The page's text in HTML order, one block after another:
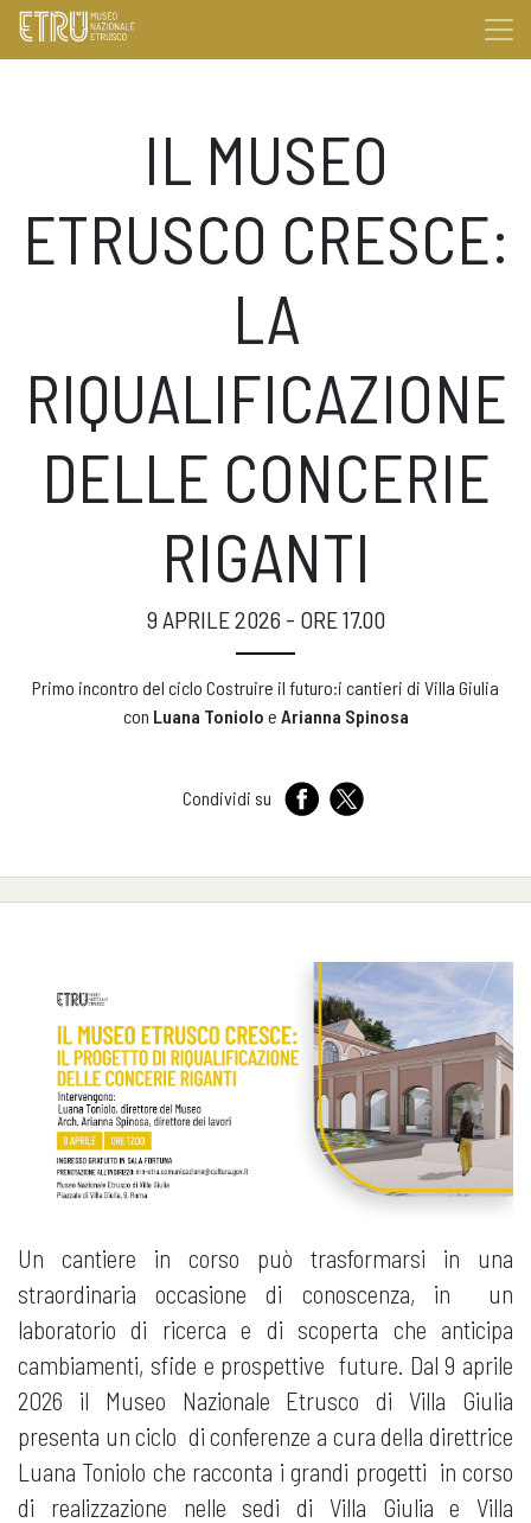
IL MUSEO
ETRUSCO CRESCE:
LA
RIQUALIFICAZIONE
DELLE CONCERIE
RIGANTI
9 APRILE 2026 - ORE 17.00
Primo incontro del ciclo Costruire il futuro:i cantieri di Villa Giulia
con Luana Toniolo e Arianna Spinosa
Condividi su
Un cantiere in corso può trasformarsi in una
straordinaria occasione di conoscenza, in un
laboratorio di ricerca e di scoperta che anticipa
cambiamenti, sfide e prospettive future. Dal 9 aprile
2026 il Museo Nazionale Etrusco di Villa Giulia
presenta un ciclo di conferenze a cura della direttrice
Luana Toniolo che racconta i grandi progetti in corso
di realizzazione nelle sedi di Villa Giulia e Villa